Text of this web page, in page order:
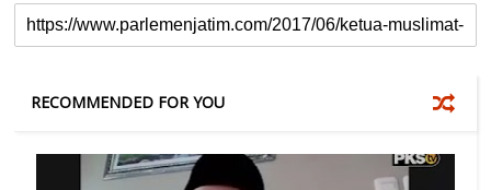
RECOMMENDED FOR YOU